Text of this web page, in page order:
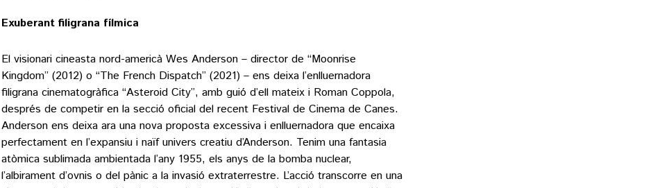
Exuberant filigrana fílmica
El visionari cineasta nord-americà Wes Anderson – director de “Moonrise
Kingdom” (2012) o “The French Dispatch” (2021) – ens deixa l’enlluernadora
filigrana cinematogràfica “Asteroid City”, amb guió d’ell mateix i Roman Coppola,
després de competir en la secció oficial del recent Festival de Cinema de Canes.
Anderson ens deixa ara una nova proposta excessiva i enlluernadora que encaixa
perfectament en l’expansiu i naïf univers creatiu d’Anderson. Tenim una fantasia
atòmica sublimada ambientada l’any 1955, els anys de la bomba nuclear,
l’albirament d’ovnis o del pànic a la invasió extraterrestre. L’acció transcorre en una